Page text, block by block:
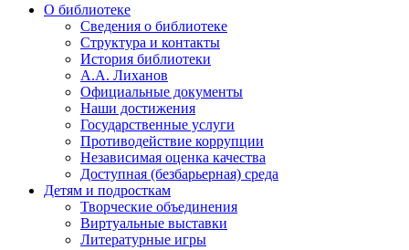
О библиотеке
Сведения о библиотеке
Структура и контакты
История библиотеки
А.А. Лиханов
Официальные документы
Наши достижения
Государственные услуги
Противодействие коррупции
Независимая оценка качества
Доступная (безбарьерная) среда
Детям и подросткам
Творческие объединения
Виртуальные выставки
Литературные игры